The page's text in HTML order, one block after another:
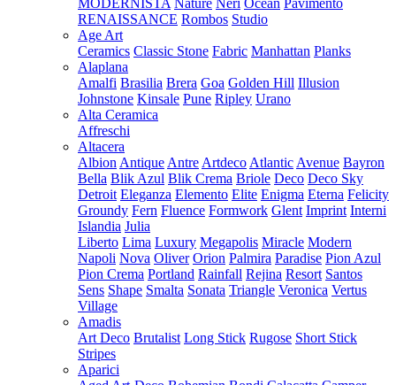
MODERNISTA Nature Neri Ocean Pavimento
RENAISSANCE Rombos Studio
Age Art
Ceramics Classic Stone Fabric Manhattan Planks
Alaplana
Amalfi Brasilia Brera Goa Golden Hill Illusion
Johnstone Kinsale Pune Ripley Urano
Alta Ceramica
Affreschi
Altacera
Albion Antique Antre Artdeco Atlantic Avenue Bayron
Bella Blik Azul Blik Crema Briole Deco Deco Sky
Detroit Eleganza Elemento Elite Enigma Eterna Felicity
Groundy Fern Fluence Formwork Glent Imprint Interni
Islandia Julia
Liberto Lima Luxury Megapolis Miracle Modern
Napoli Nova Oliver Orion Palmira Paradise Pion Azul
Pion Crema Portland Rainfall Rejina Resort Santos
Sens Shape Smalta Sonata Triangle Veronica Vertus
Village
Amadis
Art Deco Brutalist Long Stick Rugose Short Stick
Stripes
Aparici